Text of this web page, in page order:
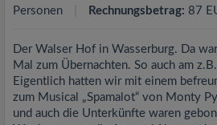
Personen
Rechnungsbetrag: 87
Der Walser Hof in Wasserburg. Da
Mal zum Übernachten. So auch am
Eigentlich hatten wir mit einem
zum Musical „Spamalot“ von Monty
und auch die Unterkünfte waren